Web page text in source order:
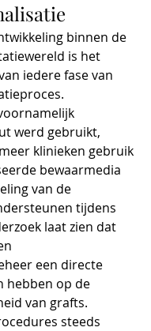
binnen de
is het
iedere fase van
werd gebruikt,
klinieken gebruik
bewaarmedia
van de
tijdens
laat zien dat
een directe
hebben op de
van grafts.
steeds